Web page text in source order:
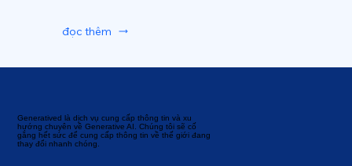
Generatived là dịch vụ cung cấp thông tin và xu
hướng chuyên về Generative AI. Chúng tôi sẽ cố
gắng hết sức để cung cấp thông tin về thế giới đang
thay đổi nhanh chóng.
đọc thêm